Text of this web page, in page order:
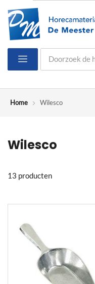
naar
de
inhoud
Toggle
Nav
Home Wilesco
Wilesco
13 producten